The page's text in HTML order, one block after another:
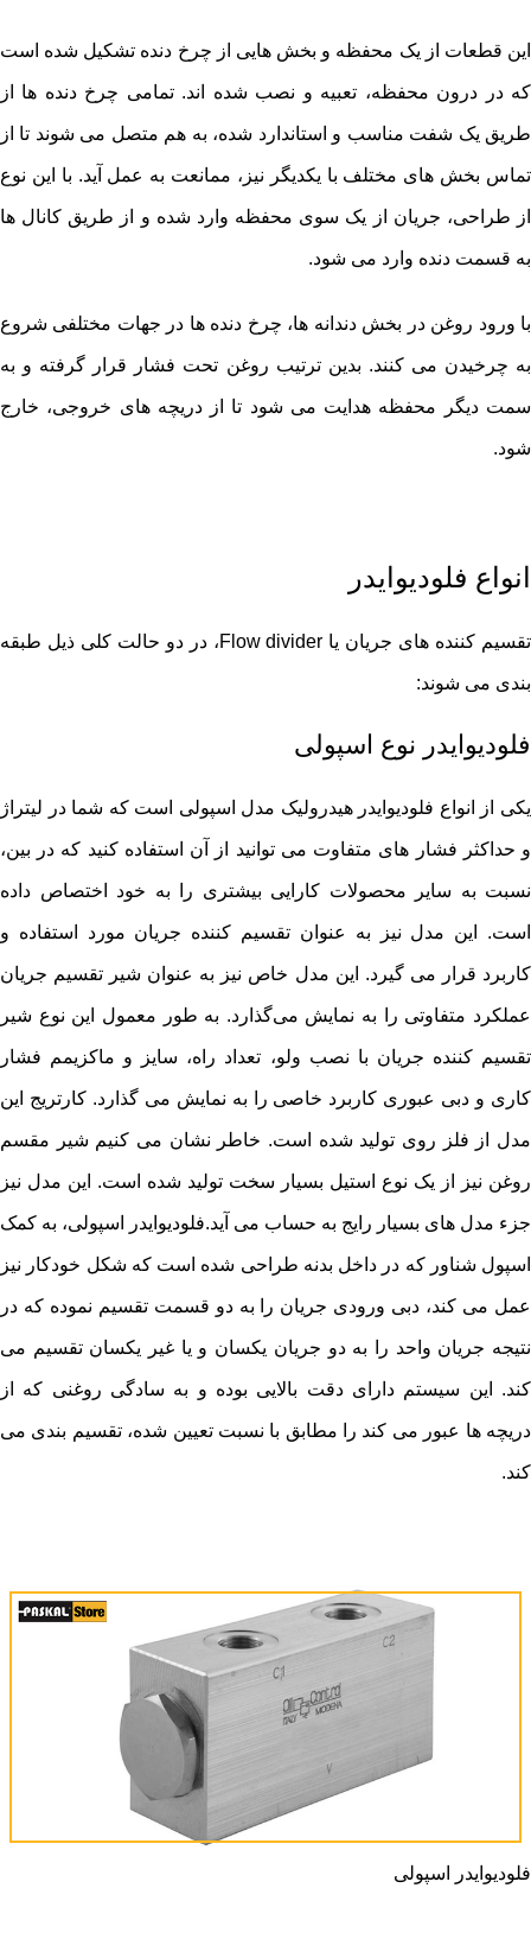
این قطعات از یک محفظه و بخش هایی از چرخ دنده تشکیل شده است
که در درون محفظه، تعبیه و نصب شده اند. تمامی چرخ دنده ها از
طریق یک شفت مناسب و استاندارد شده، به هم متصل می شوند تا از
تماس بخش های مختلف با یکدیگر نیز، ممانعت به عمل آید. با این نوع
از طراحی، جریان از یک سوی محفظه وارد شده و از طریق کانال ها
به قسمت دنده وارد می شود.
با ورود روغن در بخش دندانه ها، چرخ دنده ها در جهات مختلفی شروع
به چرخیدن می کنند. بدین ترتیب روغن تحت فشار قرار گرفته و به
سمت دیگر محفظه هدایت می شود تا از دریچه های خروجی، خارج
شود.
انواع فلودیوایدر
تقسیم ‌کننده ‌های جریان یا Flow divider، در دو حالت کلی ذیل طبقه
بندی می شوند:
فلودیوایدر نوع اسپولی
یکی از انواع فلودیوایدر هیدرولیک مدل اسپولی است که شما در لیتراژ
و حداکثر فشار های متفاوت می توانید از آن استفاده کنید که در بین،
نسبت به سایر محصولات کارایی بیشتری را به خود اختصاص داده
است. این مدل نیز به عنوان تقسیم کننده جریان مورد استفاده و
کاربرد قرار می گیرد. این مدل خاص نیز به عنوان شیر تقسیم جریان
عملکرد متفاوتی را به نمایش می‌گذارد. به طور معمول این نوع شیر
تقسیم کننده جریان با نصب ولو، تعداد راه، سایز و ماکزیمم فشار
کاری و دبی عبوری کاربرد خاصی را به نمایش می گذارد. کارتریج این
مدل از فلز روی تولید شده است. خاطر نشان می کنیم شیر مقسم
روغن نیز از یک نوع استیل بسیار سخت تولید شده است. این مدل نیز
جزء مدل های بسیار رایج به حساب می آید.فلودیوایدر اسپولی، به کمک
اسپول شناور که در داخل بدنه طراحی شده است که شکل خودکار نیز
عمل می کند، دبی ورودی جریان را به دو قسمت تقسیم نموده که در
نتیجه جریان واحد را به دو جریان یکسان و یا غیر یکسان تقسیم می
کند. این سیستم دارای دقت بالایی بوده و به سادگی روغنی که از
دریچه ها عبور می کند را مطابق با نسبت تعیین شده، تقسیم بندی می
کند.
فلودیوایدر اسپولی